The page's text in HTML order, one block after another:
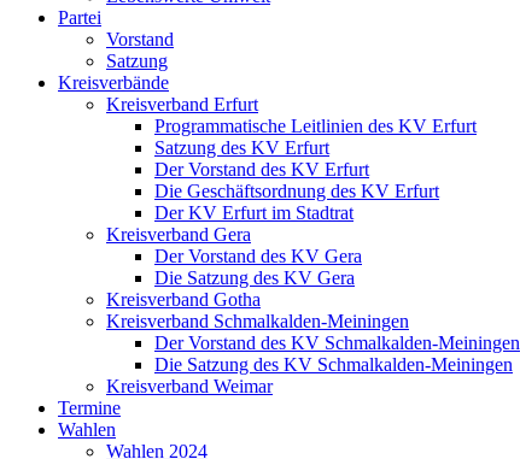
Partei
Vorstand
Satzung
Kreisverbände
Kreisverband Erfurt
Programmatische Leitlinien des KV Erfurt
Satzung des KV Erfurt
Der Vorstand des KV Erfurt
Die Geschäftsordnung des KV Erfurt
Der KV Erfurt im Stadtrat
Kreisverband Gera
Der Vorstand des KV Gera
Die Satzung des KV Gera
Kreisverband Gotha
Kreisverband Schmalkalden-Meiningen
Der Vorstand des KV Schmalkalden-Meiningen
Die Satzung des KV Schmalkalden-Meiningen
Kreisverband Weimar
Termine
Wahlen
Wahlen 2024